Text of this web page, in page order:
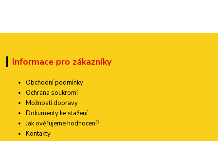
Informace pro zákazníky
Obchodní podmínky
Ochrana soukromí
Možnosti dopravy
Dokumenty ke stažení
Jak ověřujeme hodnocení?
Kontakty